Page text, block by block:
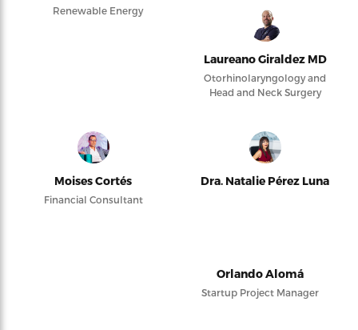
Renewable Energy
Laureano Giraldez MD
Otorhinolaryngology and
Head and Neck Surgery
Moises Cortés
Financial Consultant
Dra. Natalie Pérez Luna
Orlando Alomá
Startup Project Manager